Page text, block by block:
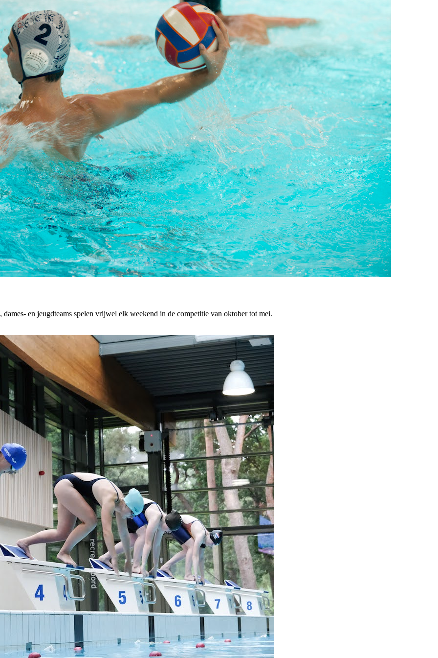
en jeugdteams spelen vrijwel elk weekend in de competitie van oktober tot mei.